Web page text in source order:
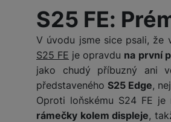
S25 FE:
V úvodu jsme sice psali, že
S25 FE je opravdu na první
jako chudý příbuzný ani
představeného S25 Edge,
Oproti loňskému S24 FE
rámečky kolem displeje,